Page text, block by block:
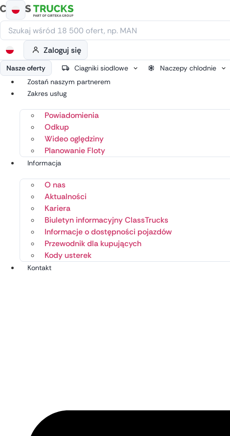
Przejdź
do
treści
Zaloguj się
Nasze oferty Ciagniki siodlowe Naczepy chlodnie
Zostań naszym partnerem
Zakres usług
Powiadomienia
Odkup
Wideo oględziny
Planowanie Floty
Informacja
O nas
Aktualności
Kariera
Biuletyn informacyjny ClassTrucks
Informacje o dostępności pojazdów
Przewodnik dla kupujących
Kody usterek
Kontakt